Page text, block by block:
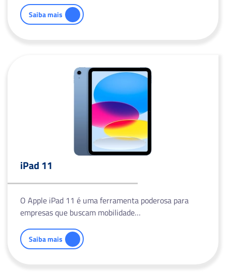
Saiba mais
iPad 11
O Apple iPad 11 é uma ferramenta poderosa para
empresas que buscam mobilidade…
Saiba mais